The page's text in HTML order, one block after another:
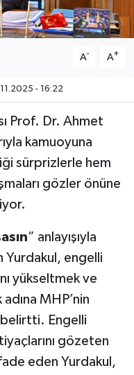
A- A+
- 16:22
Prof. Dr. Ahmet
kamuoyuna
sürprizlerle hem
gözler önüne
” anlayışıyla
Yurdakul, engelli
yükseltmek ve
MHP’nin
belirtti. Engelli
gözeten
eden Yurdakul,